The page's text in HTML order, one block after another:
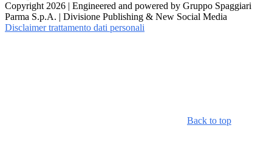
Copyright 2026 | Engineered and powered by Gruppo Spaggiari
Parma S.p.A. | Divisione Publishing & New Social Media
Disclaimer trattamento dati personali
Back to top